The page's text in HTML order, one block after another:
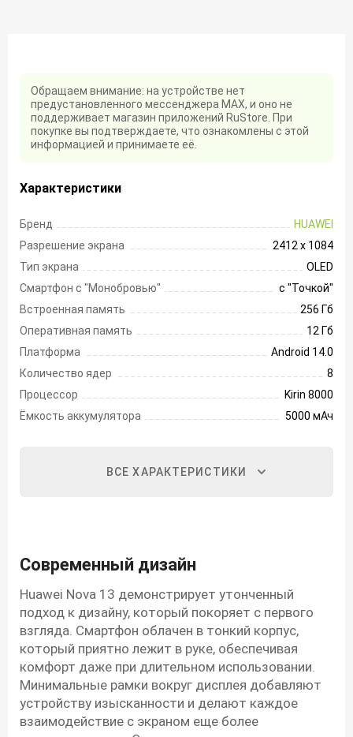
Обращаем внимание: на устройстве нет
предустановленного мессенджера MAX, и оно не
поддерживает магазин приложений RuStore. При
покупке вы подтверждаете, что ознакомлены с этой
информацией и принимаете её.
Характеристики
Бренд
HUAWEI
Разрешение экрана
2412 х 1084
Тип экрана
OLED
Смартфон с "Монобровью"
с "Точкой"
Встроенная память
256 Гб
Оперативная память
12 Гб
Платформа
Android 14.0
Количество ядер
8
Процессор
Kirin 8000
Ёмкость аккумулятора
5000 мАч
ВСЕ ХАРАКТЕРИСТИКИ
Современный дизайн
Huawei Nova 13 демонстрирует утонченный
подход к дизайну, который покоряет с первого
взгляда. Смартфон облачен в тонкий корпус,
который приятно лежит в руке, обеспечивая
комфорт даже при длительном использовании.
Минимальные рамки вокруг дисплея добавляют
устройству изысканности и делают каждое
взаимодействие с экраном еще более